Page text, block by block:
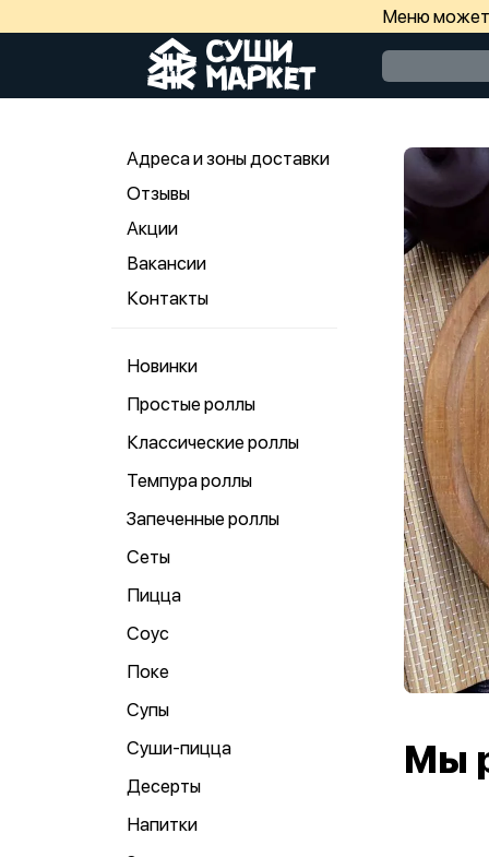
Меню может
Адреса и зоны доставки
Отзывы
Акции
Вакансии
Контакты
Новинки
Простые роллы
Классические роллы
Темпура роллы
Запеченные роллы
Сеты
Пицца
Соус
Поке
Супы
Суши-пицца
Десерты
Напитки
Мы